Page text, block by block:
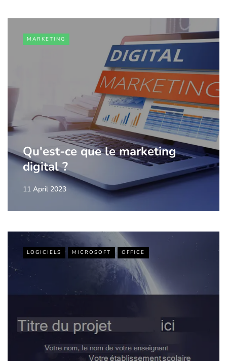
MARKETING
Qu'est-ce que le marketing
digital ?
11 April 2023
LOGICIELS MICROSOFT OFFICE